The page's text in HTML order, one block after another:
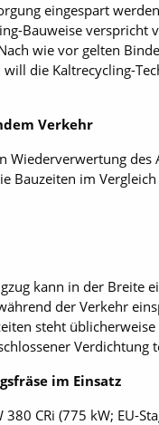
eingespart
Bauweise
wie vor gelten
will die Kaltrecycling-
Verkehr
Wiederverwertung
Bauzeiten im
kann in der Breite
der Verkehr
steht
im Einsatz
CRi (775 kW; EU-